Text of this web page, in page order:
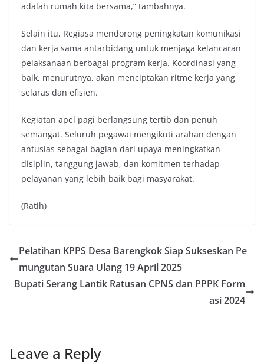
adalah rumah kita bersama,” tambahnya.
Selain itu, Regiasa mendorong peningkatan komunikasi
dan kerja sama antarbidang untuk menjaga kelancaran
pelaksanaan berbagai program kerja. Koordinasi yang
baik, menurutnya, akan menciptakan ritme kerja yang
selaras dan efisien.
Kegiatan apel pagi berlangsung tertib dan penuh
semangat. Seluruh pegawai mengikuti arahan dengan
antusias sebagai bagian dari upaya meningkatkan
disiplin, tanggung jawab, dan komitmen terhadap
pelayanan yang lebih baik bagi masyarakat.
(Ratih)
Pelatihan KPPS Desa Barengkok Siap Sukseskan Pe
mungutan Suara Ulang 19 April 2025
Bupati Serang Lantik Ratusan CPNS dan PPPK Form
asi 2024
Leave a Reply